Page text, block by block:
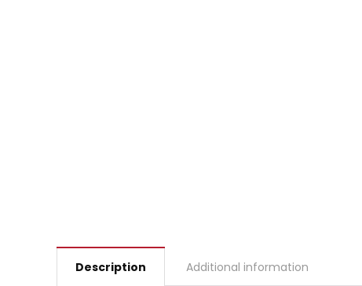
Description Additional information